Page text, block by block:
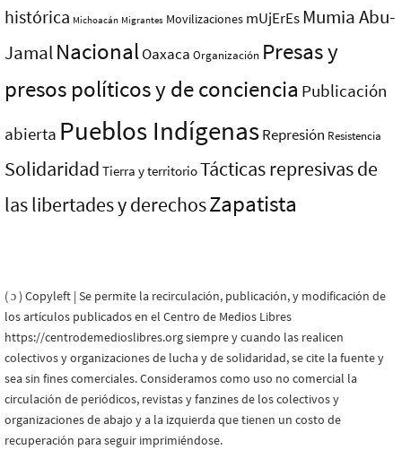
histórica Michoacán Migrantes Movilizaciones mUjErEsMumia Abu-
JamalNacionalOaxaca Organización Presas y
presos polí­ticos y de conciencia Publicación
abierta Pueblos Indí­genasRepresión Resistencia
Solidaridad Tierra y territorioTácticas represivas de
las libertades y derechosZapatista
( ɔ ) Copyleft | Se permite la recirculación, publicación, y modificación de
los artículos publicados en el Centro de Medios Libres
https://centrodemedioslibres.org siempre y cuando las realicen
colectivos y organizaciones de lucha y de solidaridad, se cite la fuente y
sea sin fines comerciales. Consideramos como uso no comercial la
circulación de periódicos, revistas y fanzines de los colectivos y
organizaciones de abajo y a la izquierda que tienen un costo de
recuperación para seguir imprimiéndose.